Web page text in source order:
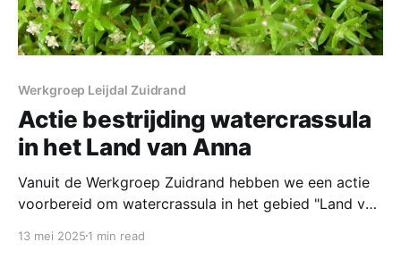
Werkgroep Leijdal Zuidrand
Actie bestrijding watercrassula
in het Land van Anna
Vanuit de Werkgroep Zuidrand hebben we een actie
voorbereid om watercrassula in het gebied "Land van
zijn verspreid besmettingen van deze invasieve exoot
13 mei 2025 1 min read